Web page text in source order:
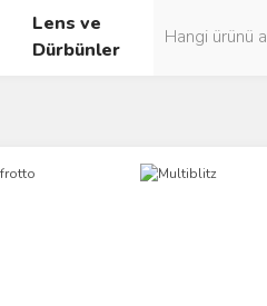
Lens ve
Dürbünler